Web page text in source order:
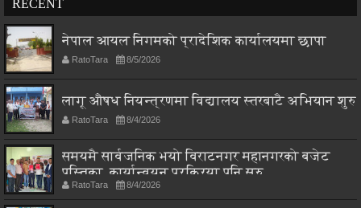
RECENT
नेपाल आयल निगमको प्रादेशिक कार्यालयमा छापा
RatoTara 8/5/2026
लागू औषध नियन्त्रणमा विद्यालय स्तरबाटै अभियान शुरु
RatoTara 8/4/2026
समयमै सार्वजनिक भयो विराटनगर महानगरको बजेट
पुस्तिका, कार्यान्वयन प्रक्रिया पनि सुरु
RatoTara 8/4/2026